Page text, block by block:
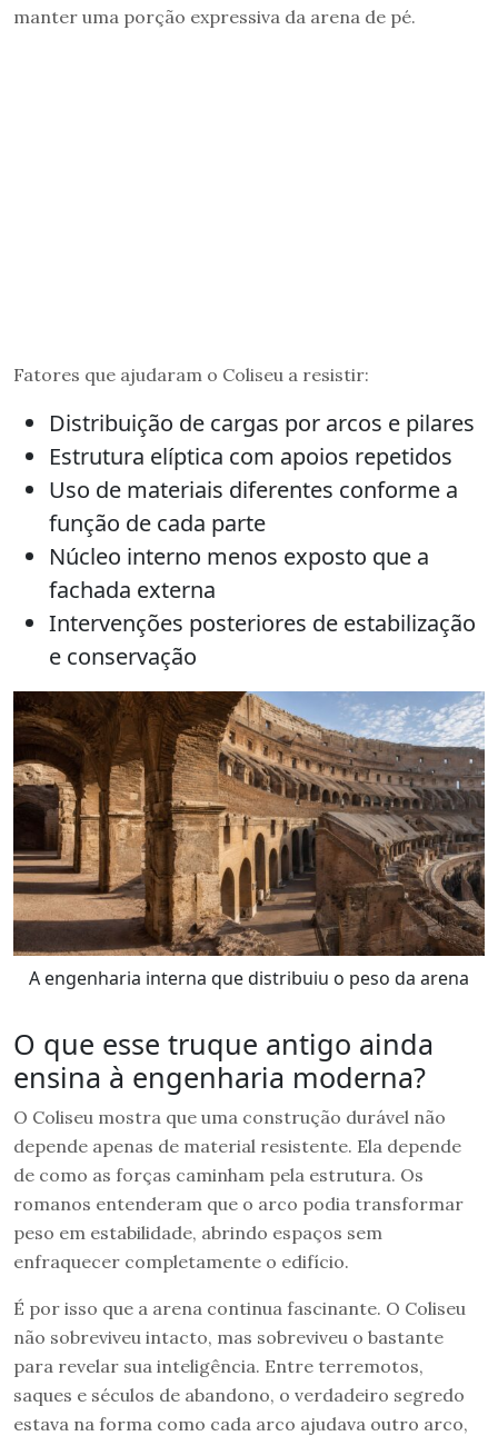
manter uma porção expressiva da arena de pé.
Fatores que ajudaram o Coliseu a resistir:
Distribuição de cargas por arcos e pilares
Estrutura elíptica com apoios repetidos
Uso de materiais diferentes conforme a
função de cada parte
Núcleo interno menos exposto que a
fachada externa
Intervenções posteriores de estabilização
e conservação
A engenharia interna que distribuiu o peso da arena
O que esse truque antigo ainda
ensina à engenharia moderna?
O Coliseu mostra que uma construção durável não
depende apenas de material resistente. Ela depende
de como as forças caminham pela estrutura. Os
romanos entenderam que o arco podia transformar
peso em estabilidade, abrindo espaços sem
enfraquecer completamente o edifício.
É por isso que a arena continua fascinante. O Coliseu
não sobreviveu intacto, mas sobreviveu o bastante
para revelar sua inteligência. Entre terremotos,
saques e séculos de abandono, o verdadeiro segredo
estava na forma como cada arco ajudava outro arco,